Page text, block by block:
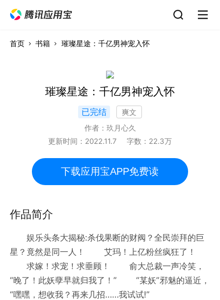
首页 书籍 璀璨星途：千亿男神宠入怀
璀璨星途：千亿男神宠入怀
已完结
爽文
作者： 玖月心久
更新时间： 2022.11.7 字数： 22.3万
下载应用宝APP免费读
作品简介
娱乐头条大揭秘:杀伐果断的财阀？全民崇拜的巨
星？竟然是同一人！ 艾玛！上亿粉丝疯狂了！
求嫁！求宠！求垂顾！ 俞大总裁一声冷笑，
“晚了！此妖孽早就归我了！” “某妖”邪魅的逼近，
“嘿嘿，想收我？再来几招……我试试!”